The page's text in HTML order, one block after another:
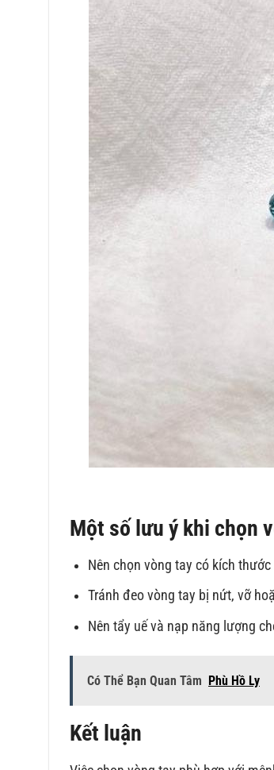
Một số lưu ý khi chọn
Nên chọn vòng tay có kích
Tránh đeo vòng tay bị nứt, vỡ
Nên tẩy uế và nạp năng lượng
Có Thể Bạn Quan Tâm Phù Hồ Ly
Kết luận